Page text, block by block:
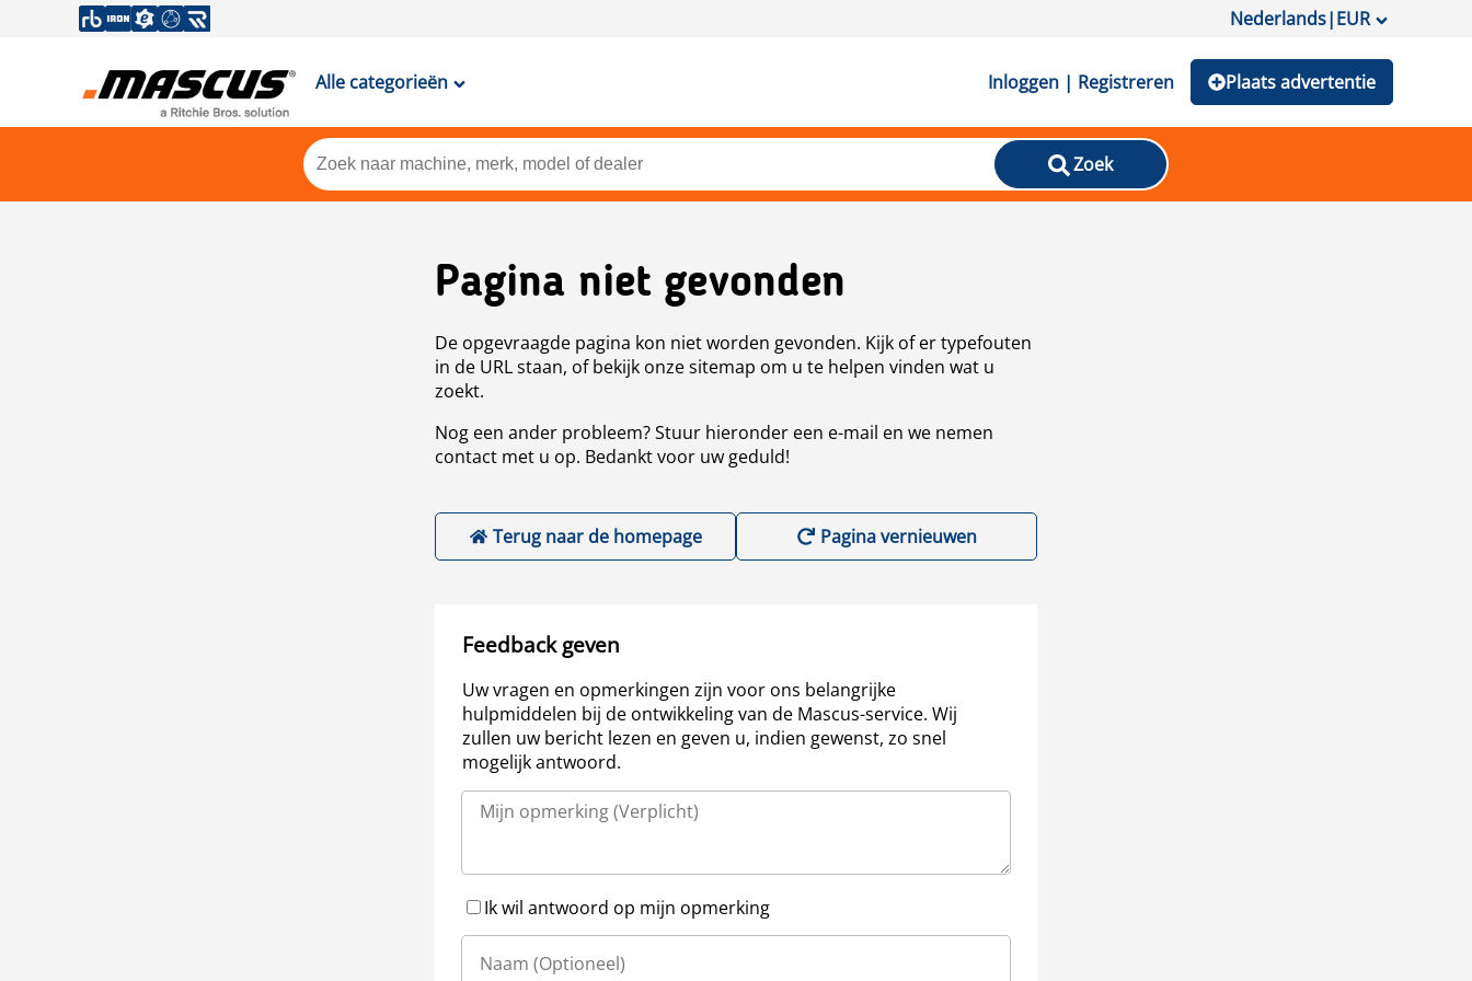
Nederlands|EUR
Alle categorieën Inloggen | Registreren Plaats advertentie
Zoek
Pagina niet gevonden
De opgevraagde pagina kon niet worden gevonden. Kijk of er typefouten
in de URL staan, of bekijk onze sitemap om u te helpen vinden wat u
zoekt.
Nog een ander probleem? Stuur hieronder een e-mail en we nemen
contact met u op. Bedankt voor uw geduld!
Terug naar de homepage Pagina vernieuwen
Feedback geven
Uw vragen en opmerkingen zijn voor ons belangrijke
hulpmiddelen bij de ontwikkeling van de Mascus-service. Wij
zullen uw bericht lezen en geven u, indien gewenst, zo snel
mogelijk antwoord.
Ik wil antwoord op mijn opmerking